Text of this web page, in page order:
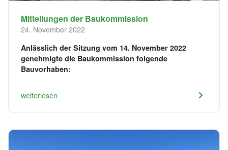
Mitteilungen der Baukommission
24. November 2022
Anlässlich der Sitzung vom 14. November 2022
genehmigte die Baukommission folgende
Bauvorhaben:
weiterlesen